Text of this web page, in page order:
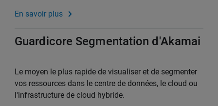
En savoir plus
Guardicore Segmentation d'Akamai
Le moyen le plus rapide de visualiser et de segmenter
vos ressources dans le centre de données, le cloud ou
l'infrastructure de cloud hybride.